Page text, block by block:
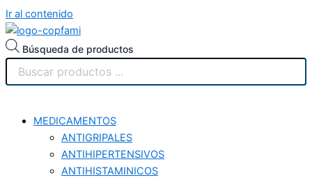
Ir al contenido
Búsqueda de productos
MEDICAMENTOS
ANTIGRIPALES
ANTIHIPERTENSIVOS
ANTIHISTAMINICOS